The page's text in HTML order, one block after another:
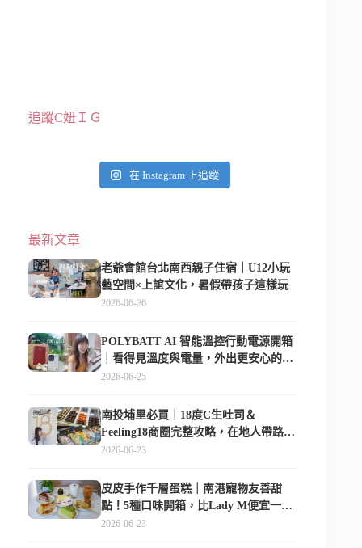
追蹤C妞ＩＧ
在 Instagram 上追蹤
最新文章
老爺會館台北南西親子住宿｜U12小玩
藝空間×上誼文化，暑假帶孩子這樣玩
2026-06-26
POLYBATT AI 智能溫控行動電源開箱
｜看得見溫度與電量，外出更安心的
10000mAh 行動電源
2026-06-25
南投埔里必買｜18度C生吐司＆
Feeling18商圈完整攻略，在地人帶路這
樣逛
2026-06-23
皮皮手作千層蛋糕｜南港寵物友善甜
點！5種口味開箱，比Lady M便宜一半
的台北隱藏版
2026-06-23